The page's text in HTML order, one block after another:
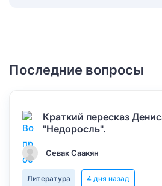
Последние вопросы
Краткий пересказ
"Недоросль".
Севак Саакян
Литература 4 дня назад